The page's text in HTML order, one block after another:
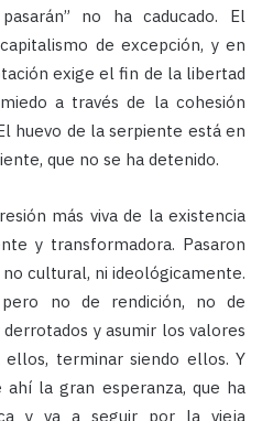
no ha caducado. El
de excepción, y en
exige el fin de la libertad
a través de la cohesión
huevo de la serpiente está en
que no se ha detenido.
más viva de la existencia
y transformadora. Pasaron
cultural, ni ideológicamente.
no de rendición, no de
y asumir los valores
ellos, terminar siendo ellos. Y
ahí la gran esperanza, que ha
y va a seguir por la vieja